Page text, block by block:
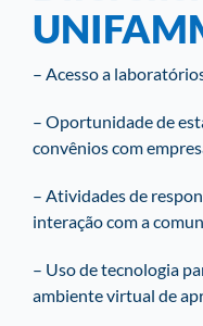
– Acesso a
– Oportunidade de
convênios com
– Atividades de
interação com a
– Uso de tecnologia
ambiente virtual de